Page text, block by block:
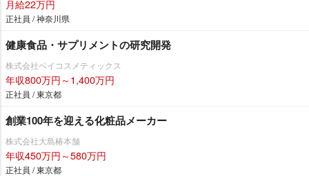
月給22万円
正社員 / 神奈川県
健康食品・サプリメントの研究開発
株式会社ベイコスメティックス
年収800万円～1,400万円
正社員 / 東京都
創業100年を迎える化粧品メーカー
株式会社大島椿本舗
年収450万円～580万円
正社員 / 東京都